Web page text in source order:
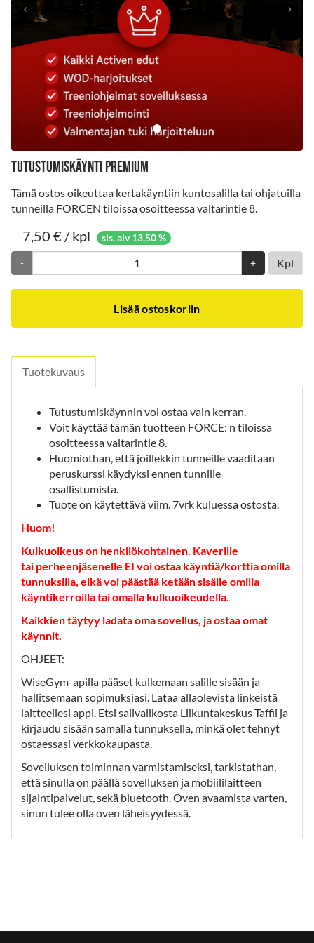
TUTUSTUMISKÄYNTI PREMIUM
Tämä ostos oikeuttaa kertakäyntiin kuntosalilla tai ohjatuilla
tunneilla FORCEN tiloissa osoitteessa valtarintie 8.
7,50 € / kpl sis. alv 13,50 %
- + Kpl
Lisää ostoskoriin
Tuotekuvaus
Tutustumiskäynnin voi ostaa vain kerran.
Voit käyttää tämän tuotteen FORCE: n tiloissa
osoitteessa valtarintie 8.
Huomiothan, että joillekkin tunneille vaaditaan
peruskurssi käydyksi ennen tunnille
osallistumista.
Tuote on käytettävä viim. 7vrk kuluessa ostosta.
Huom!
Kulkuoikeus on henkilökohtainen. Kaverille
tai perheenjäsenelle EI voi ostaa käyntiä/korttia omilla
tunnuksilla, eikä voi päästää ketään sisälle omilla
käyntikerroilla tai omalla kulkuoikeudella.
Kaikkien täytyy ladata oma sovellus, ja ostaa omat
käynnit.
OHJEET:
WiseGym-apilla pääset kulkemaan salille sisään ja
hallitsemaan sopimuksiasi. Lataa allaolevista linkeistä
laitteellesi appi. Etsi salivalikosta Liikuntakeskus Taffii ja
kirjaudu sisään samalla tunnuksella, minkä olet tehnyt
ostaessasi verkkokaupasta.
Sovelluksen toiminnan varmistamiseksi, tarkistathan,
että sinulla on päällä sovelluksen ja mobiililaitteen
sijaintipalvelut, sekä bluetooth. Oven avaamista varten,
sinun tulee olla oven läheisyydessä.